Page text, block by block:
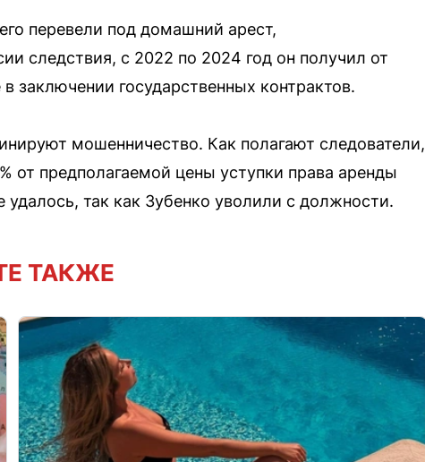
перевели под домашний арест,
следствия, с 2022 по 2024 год он получил от
заключении государственных контрактов.
мошенничество. Как полагают следователи,
от предполагаемой цены уступки права аренды
так как Зубенко уволили с должности.
ТАКЖЕ